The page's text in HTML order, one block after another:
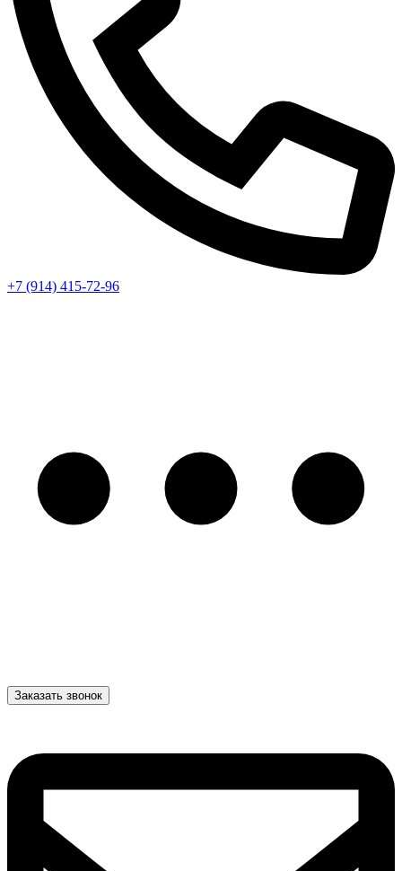
+7 (914) 415-72-96
Заказать звонок